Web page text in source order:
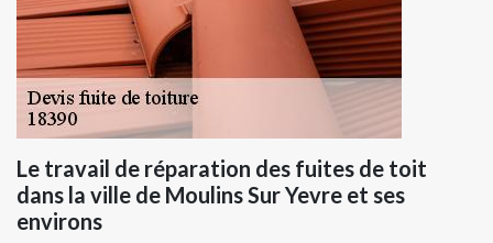
Le travail de réparation des fuites de toit
dans la ville de Moulins Sur Yevre et ses
environs